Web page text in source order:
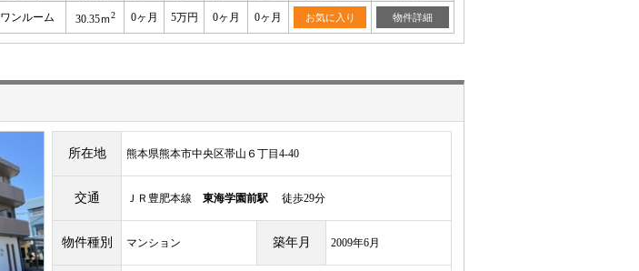
ワンルーム 30.35ｍ2 0ヶ月 5万円 0ヶ月 0ヶ月 お気に入り 物件詳細
所在地 熊本県熊本市中央区帯山６丁目4-40
交通 ＪＲ豊肥本線 東海学園前駅 徒歩29分
物件種別 マンション 築年月 2009年6月